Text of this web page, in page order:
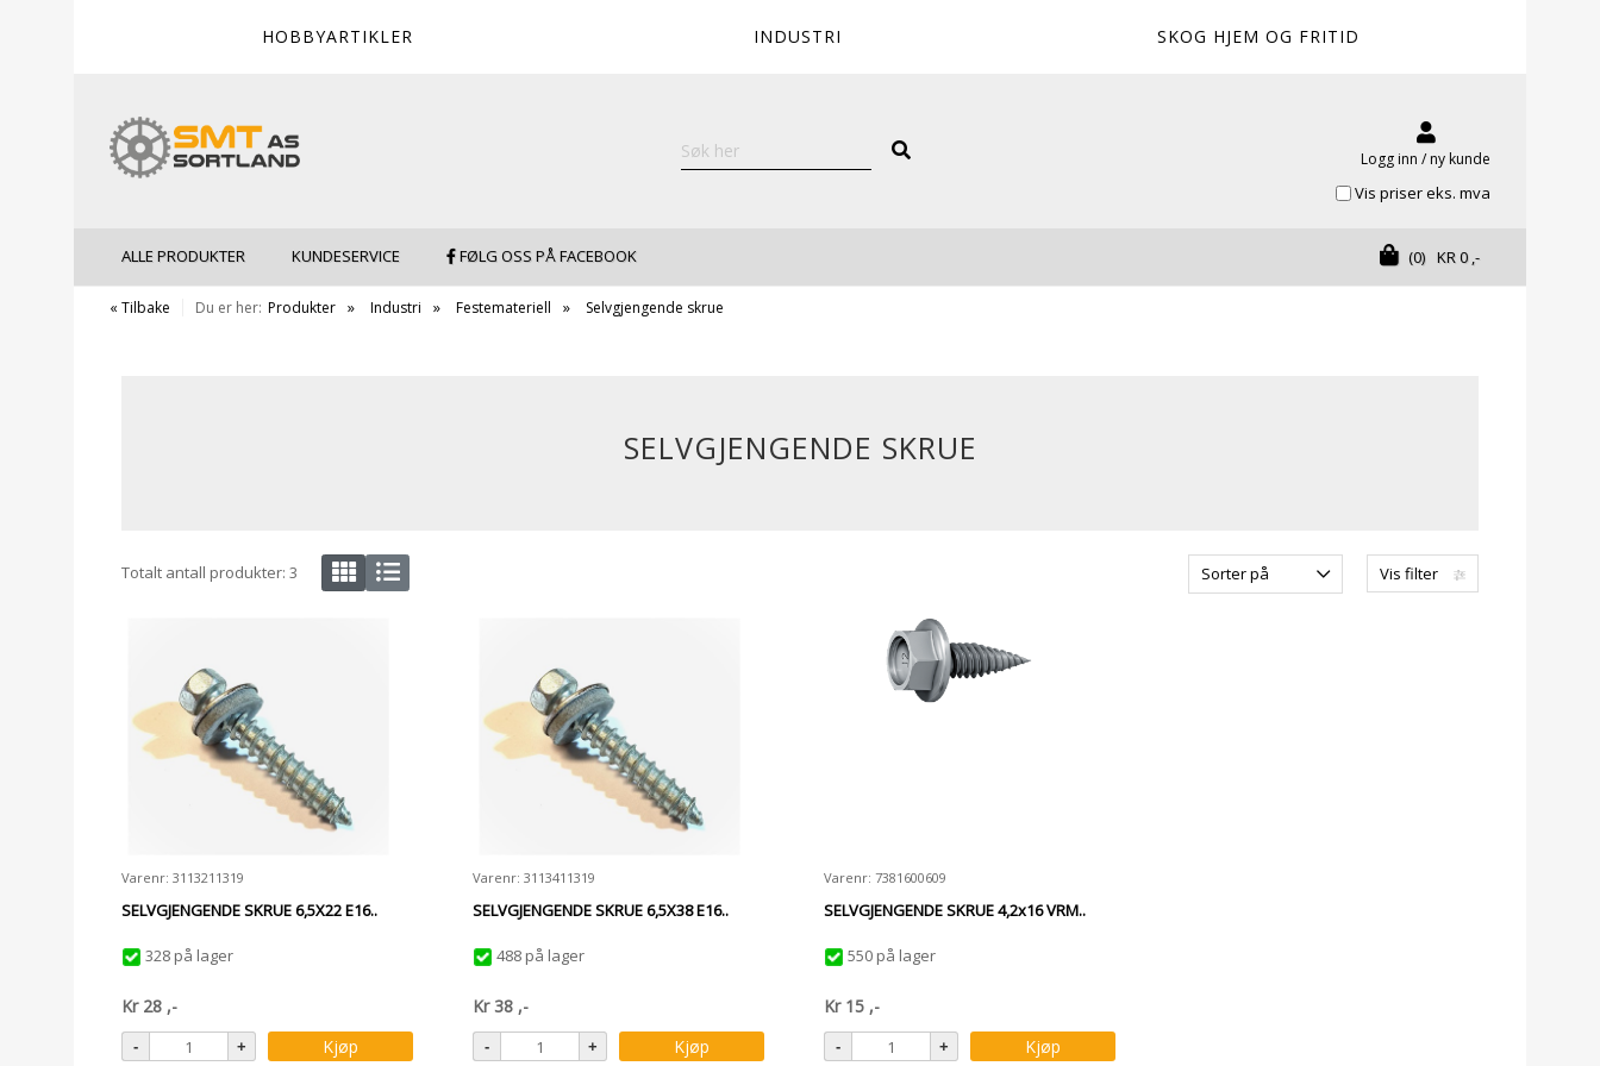
HOBBYARTIKLER INDUSTRI SKOG HJEM OG FRITID
Logg inn / ny kunde
Vis priser eks. mva
ALLE PRODUKTER KUNDESERVICE FØLG OSS PÅ FACEBOOK KR0,-
(0)
« Tilbake Du er her: Produkter Industri Festemateriell Selvgjengende skrue
SELVGJENGENDE SKRUE
Totalt antall produkter: 3 Vis filter
Sorter på
Varenr: 3113211319
SELVGJENGENDE SKRUE 6,5X22 E16..
328 på lager
Kr 28 ,-
Kjøp
Varenr: 3113411319
SELVGJENGENDE SKRUE 6,5X38 E16..
488 på lager
Kr38 ,-
Kjøp
Varenr: 7381600609
SELVGJENGENDE SKRUE 4,2x16 VRM..
550 på lager
Kr 15 ,-
Kjøp